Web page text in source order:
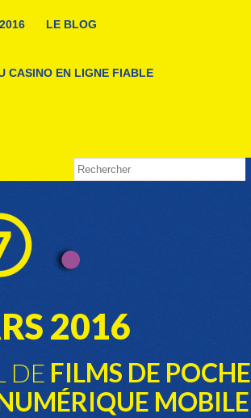
LE BLOG
CASINO EN LIGNE FIABLE
2016
DE FILMS DE POCHE
MOBILE